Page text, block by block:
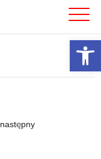
następny